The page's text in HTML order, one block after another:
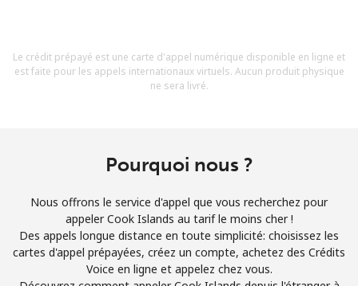
En créant un compte sur ce site, j'accepte les présentes
Conditions générales.
Bonjour!
Identifiez-vous ouINSCRIVEZ-VOUS →
Le crédit prépayé est une carte d'appel numérique disponible en ligne et
est faite pour les appels internationaux virtuels. Aucun produit physique
ne sera livré.
Pourquoi nous ?
Nous offrons le service d'appel que vous recherchez pour
appeler Cook Islands au tarif le moins cher !
Des appels longue distance en toute simplicité: choisissez les
cartes d'appel prépayées, créez un compte, achetez des Crédits
Voice en ligne et appelez chez vous.